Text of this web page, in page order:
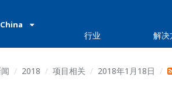
China
行业 解决
2018 项目相关 2018年1月18日